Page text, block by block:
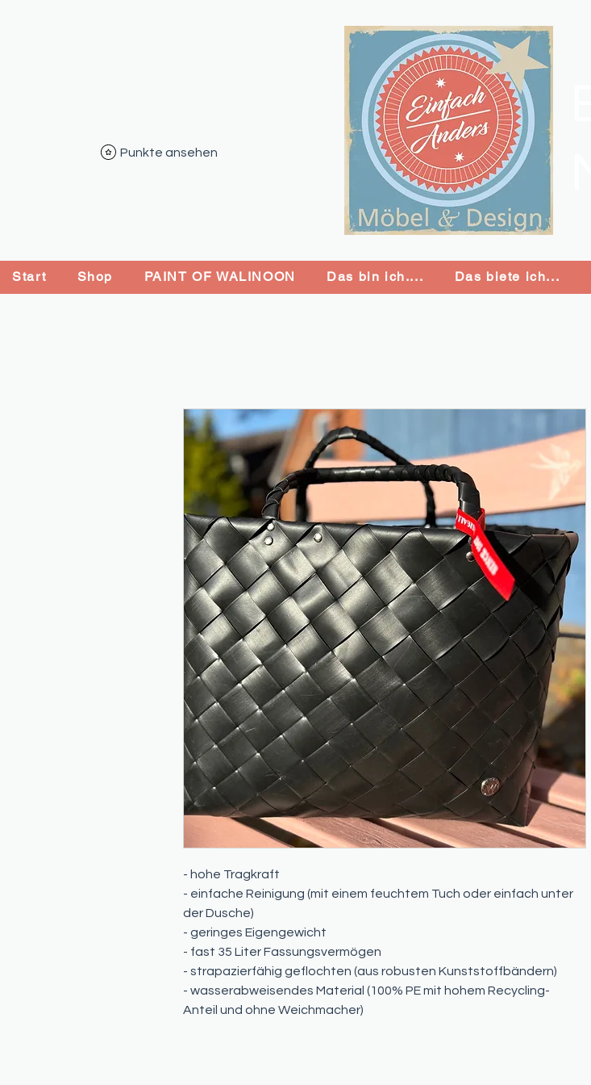
Punkte ansehen
Start Shop PAINT OF WALINOON Das bin ich.... Das biete ich...
- hohe Tragkraft
- einfache Reinigung (mit einem feuchtem Tuch oder einfach unter
der Dusche)
- geringes Eigengewicht
- fast 35 Liter Fassungsvermögen
- strapazierfähig geflochten (aus robusten Kunststoffbändern)
- wasserabweisendes Material (100% PE mit hohem Recycling-
Anteil und ohne Weichmacher)